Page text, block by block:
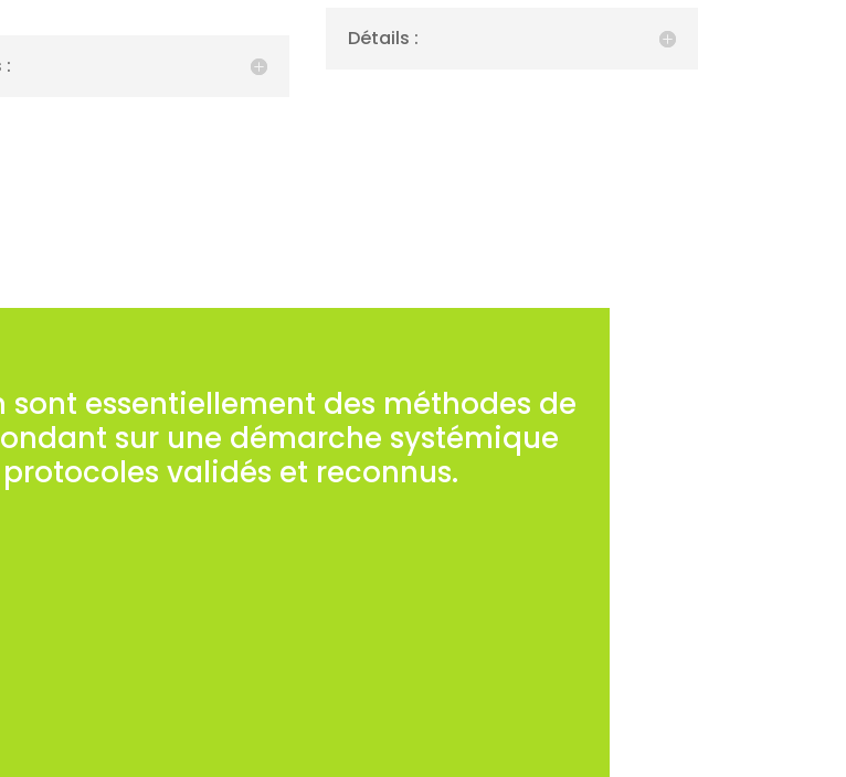
:
Détails :
sont essentiellement des méthodes de
sur une démarche systémique
validés et reconnus.